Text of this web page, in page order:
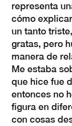
representa
cómo
un tanto
gratas, pero
manera de
Me estaba
que hice fue
entonces no
figura en
con cosas